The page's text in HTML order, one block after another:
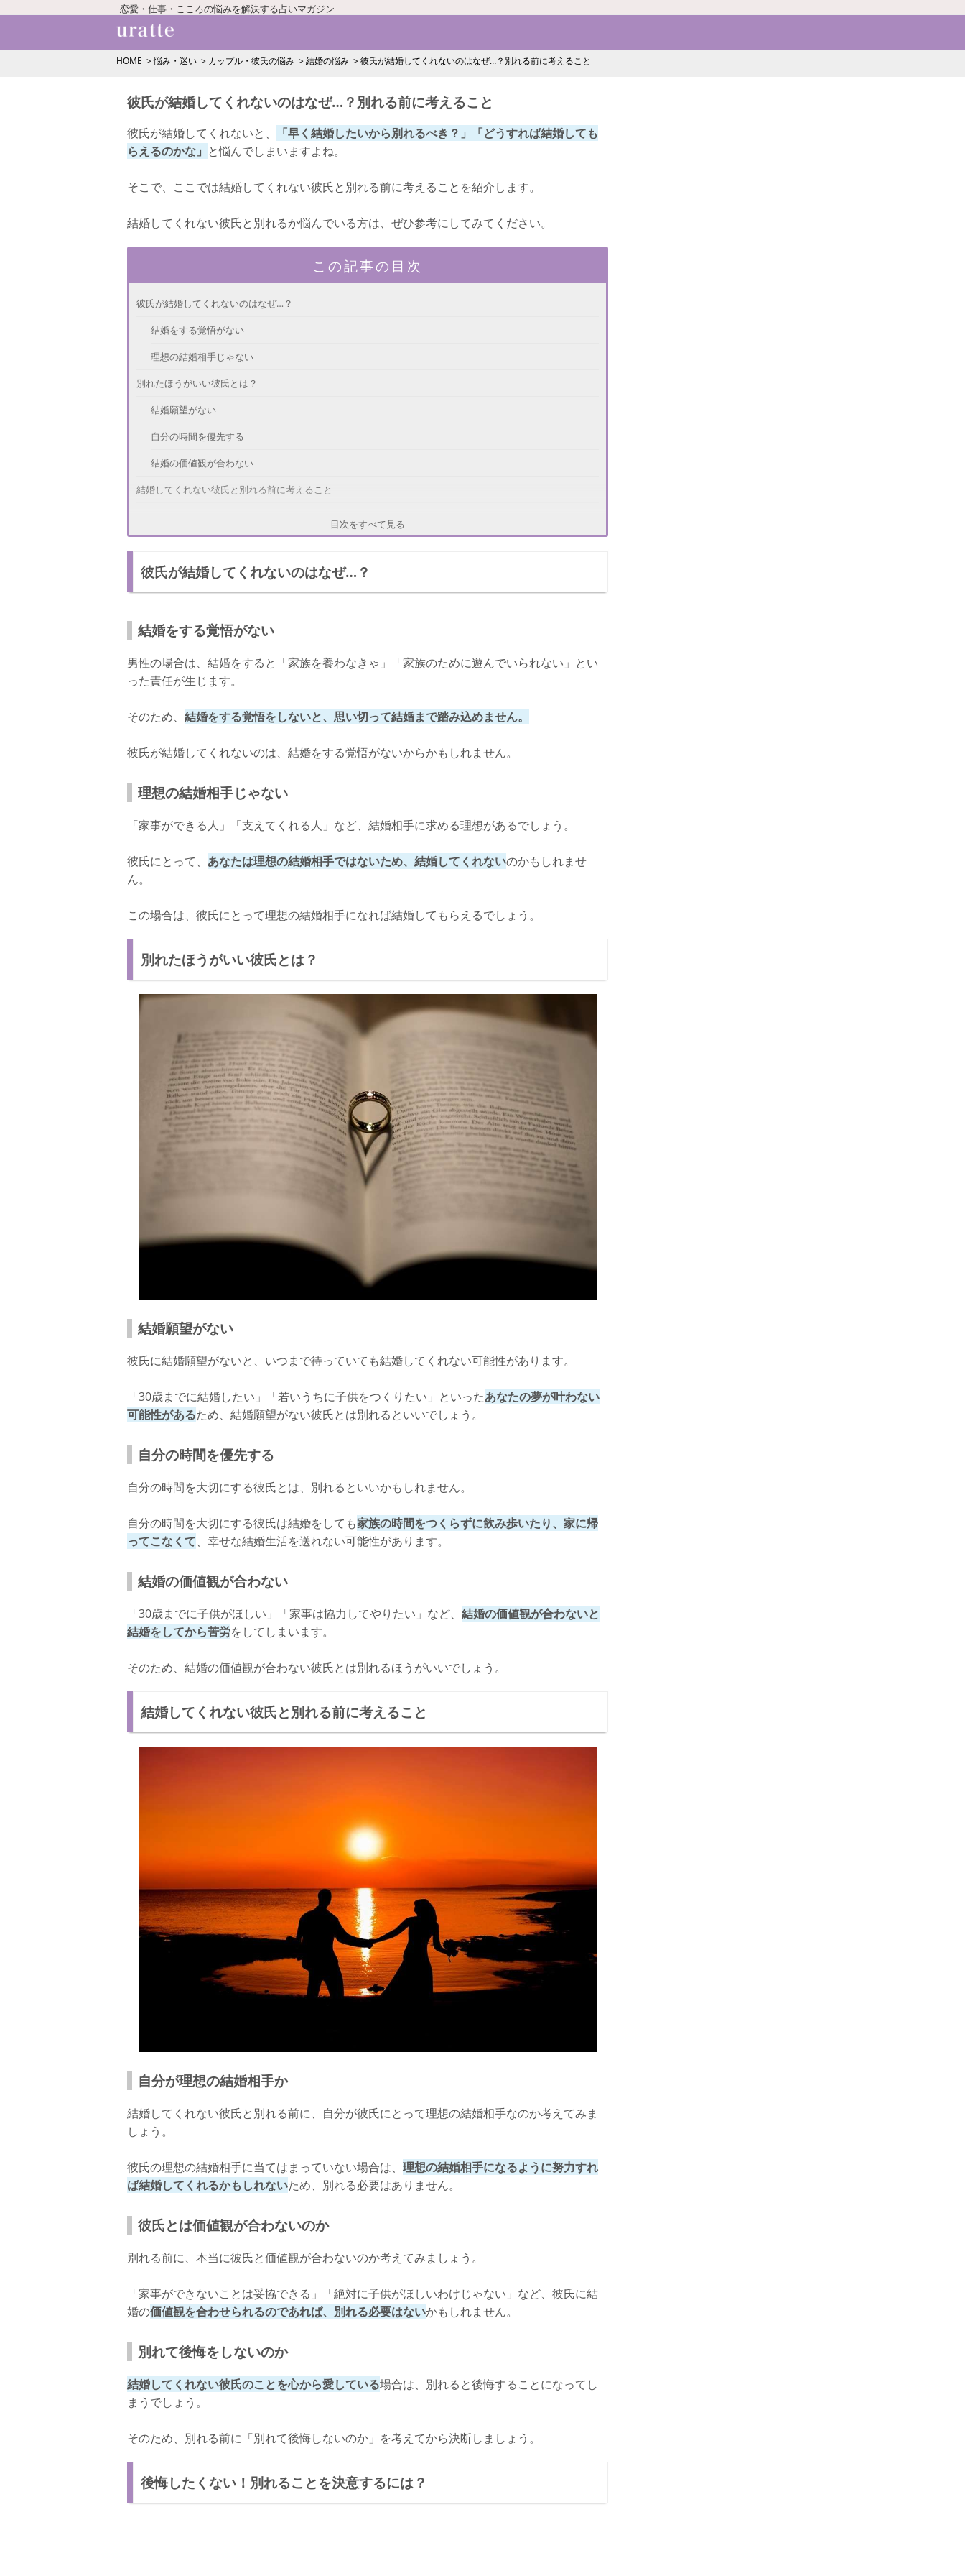
恋愛・仕事・こころの悩みを解決する占いマガジン
HOME 悩み・迷い カップル・彼氏の悩み 結婚の悩み 彼氏が結婚してくれないのはなぜ…？別れる前に考えること
彼氏が結婚してくれないのはなぜ…？別れる前に考えること
彼氏が結婚してくれないと、
「早く結婚したいから別れるべき？」「どうすれば結婚しても
らえるのかな」 と悩んでしまいますよね。
そこで、ここでは結婚してくれない彼氏と別れる前に考えることを紹介します。
結婚してくれない彼氏と別れるか悩んでいる方は、ぜひ参考にしてみてください。
この記事の目次
彼氏が結婚してくれないのはなぜ…？
結婚をする覚悟がない
理想の結婚相手じゃない
別れたほうがいい彼氏とは？
結婚願望がない
自分の時間を優先する
結婚の価値観が合わない
結婚してくれない彼氏と別れる前に考えること
別れて後悔をしないのか
後悔したくない！別れることを決意するには？
新しい出会いを求める
彼氏の悪いところを思い出す
目次をすべて見る
彼氏が結婚してくれないのはなぜ…？
結婚をする覚悟がない
男性の場合は、結婚をすると「家族を養わなきゃ」「家族のために遊んでいられない」とい
った責任が生じます。
そのため、 結婚をする覚悟をしないと、思い切って結婚まで踏み込めません。
彼氏が結婚してくれないのは、結婚をする覚悟がないからかもしれません。
理想の結婚相手じゃない
「家事ができる人」「支えてくれる人」など、結婚相手に求める理想があるでしょう。
彼氏にとって、 あなたは理想の結婚相手ではないため、結婚してくれないのかもしれませ
ん。
この場合は、彼氏にとって理想の結婚相手になれば結婚してもらえるでしょう。
別れたほうがいい彼氏とは？
結婚願望がない
彼氏に結婚願望がないと、いつまで待っていても結婚してくれない可能性があります。
「30歳までに結婚したい」「若いうちに子供をつくりたい」といったあなたの夢が叶わない
可能性があるため、結婚願望がない彼氏とは別れるといいでしょう。
自分の時間を優先する
自分の時間を大切にする彼氏とは、別れるといいかもしれません。
自分の時間を大切にする彼氏は結婚をしても家族の時間をつくらずに飲み歩いたり、家に帰
ってこなくて、幸せな結婚生活を送れない可能性があります。
結婚の価値観が合わない
「30歳までに子供がほしい」「家事は協力してやりたい」など、 結婚の価値観が合わないと
結婚をしてから苦労をしてしまいます。
そのため、結婚の価値観が合わない彼氏とは別れるほうがいいでしょう。
結婚してくれない彼氏と別れる前に考えること
自分が理想の結婚相手か
結婚してくれない彼氏と別れる前に、自分が彼氏にとって理想の結婚相手なのか考えてみま
しょう。
彼氏の理想の結婚相手に当てはまっていない場合は、 理想の結婚相手になるように努力すれ
ば結婚してくれるかもしれないため、別れる必要はありません。
彼氏とは価値観が合わないのか
別れる前に、本当に彼氏と価値観が合わないのか考えてみましょう。
「家事ができないことは妥協できる」「絶対に子供がほしいわけじゃない」など、彼氏に結
婚の価値観を合わせられるのであれば、別れる必要はないかもしれません。
別れて後悔をしないのか
結婚してくれない彼氏のことを心から愛している場合は、別れると後悔することになってし
まうでしょう。
そのため、別れる前に「別れて後悔しないのか」を考えてから決断しましょう。
後悔したくない！別れることを決意するには？